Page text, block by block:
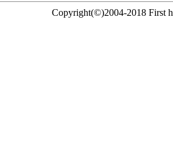
Copyright(©)2004-2018 First